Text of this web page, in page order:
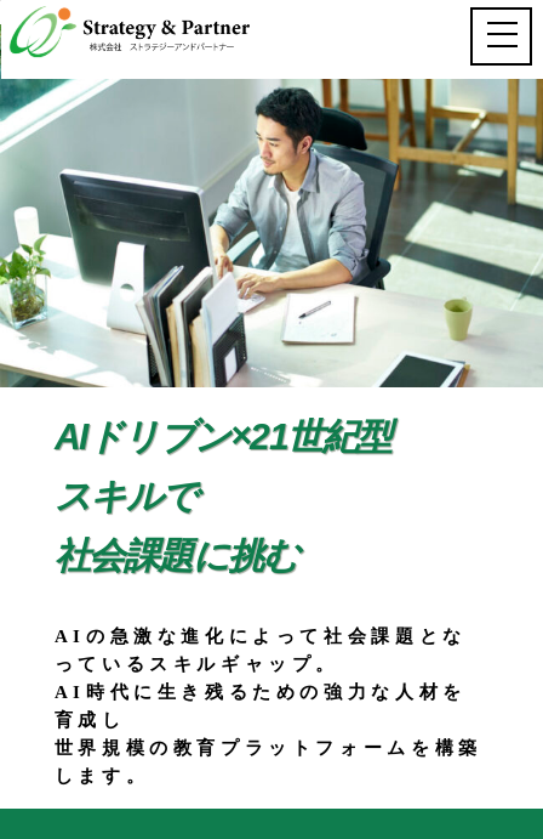
AIドリブン×21世紀型
スキルで
社会課題に挑む
AIの急激な進化によって社会課題とな
っているスキルギャップ。
AI時代に生き残るための強力な人材を
育成し
世界規模の教育プラットフォームを構築
します。